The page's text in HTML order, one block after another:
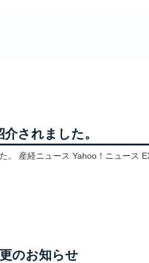
されました。
万博JR
のお知らせ